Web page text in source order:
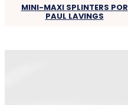
MINI-MAXI SPLINTERS POR
PAUL LAVINGS